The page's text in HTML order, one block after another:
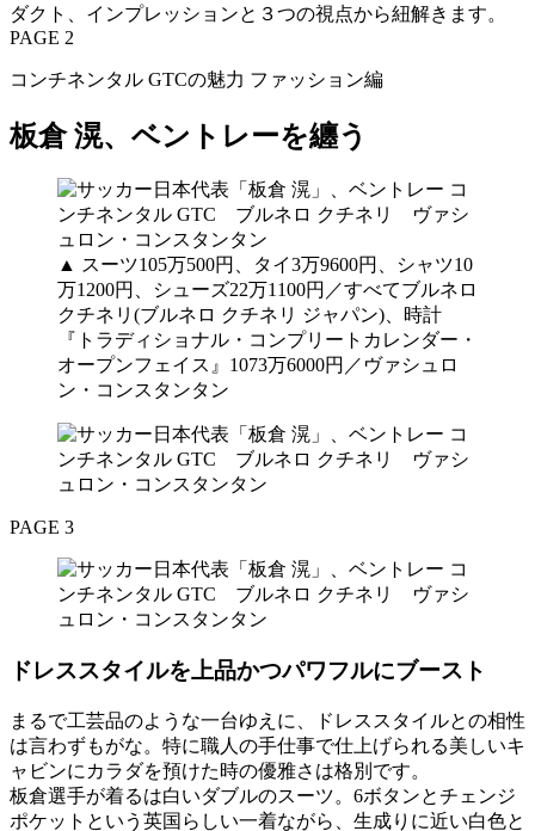
ダクト、インプレッションと３つの視点から紐解きます。
PAGE 2
コンチネンタル GTCの魅力 ファッション編
板倉 滉、ベントレーを纏う
▲ スーツ105万500円、タイ3万9600円、シャツ10
万1200円、シューズ22万1100円／すべてブルネロ
クチネリ(ブルネロ クチネリ ジャパン)、時計
『トラディショナル・コンプリートカレンダー・
オープンフェイス』1073万6000円／ヴァシュロ
ン・コンスタンタン
PAGE 3
ドレススタイルを上品かつパワフルにブースト
まるで工芸品のような一台ゆえに、ドレススタイルとの相性
は言わずもがな。特に職人の手仕事で仕上げられる美しいキ
ャビンにカラダを預けた時の優雅さは格別です。
板倉選手が着るは白いダブルのスーツ。6ボタンとチェンジ
ポケットという英国らしい一着ながら、生成りに近い白色と